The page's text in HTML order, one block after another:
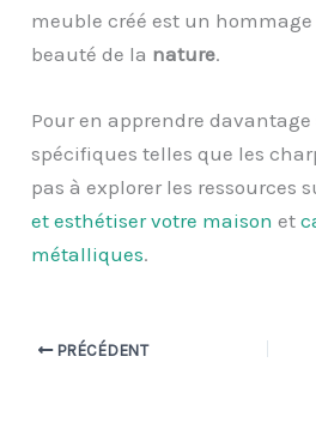
meuble créé est un
beauté de la nature.
Pour en apprendre
spécifiques telles que les
pas à explorer les ressources
et esthétiser votre maison et
métalliques.
PRÉCÉDENT